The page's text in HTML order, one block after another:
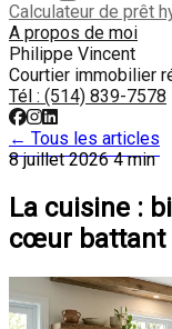
Calculateur de prêt
A propos de moi
Philippe Vincent
Courtier immobilier
Tél : (514) 839-7578
← Tous les articles
8 juillet 2026 4 min
La cuisine :
cœur battant